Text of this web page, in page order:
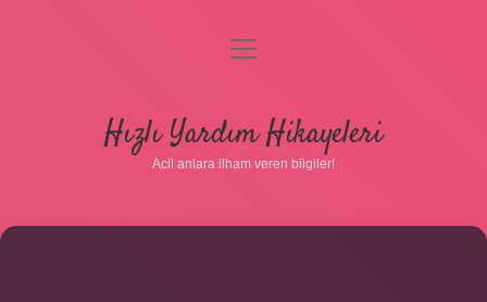
Gizlilik Politikası
menüyü
Hızlı Yardım Hikayeleri
Acil anlara ilham veren bilgiler!